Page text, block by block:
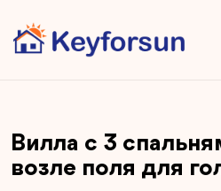
Вилла с 3
возле поля для